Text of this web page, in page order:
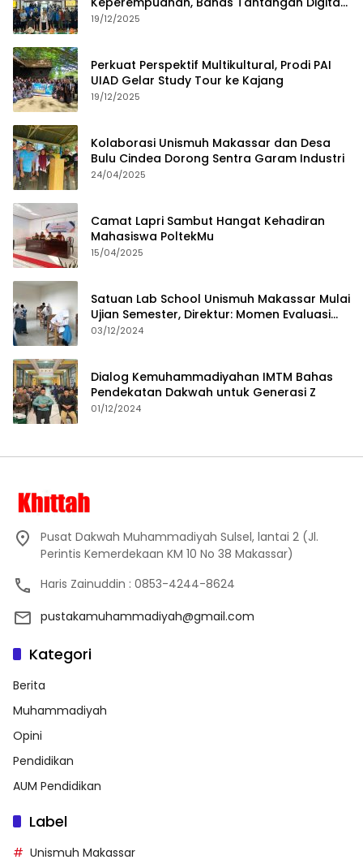
dan Budaya Lokal
19/12/2025
Perkuat Perspektif Multikultural, Prodi PAI
UIAD Gelar Study Tour ke Kajang
19/12/2025
Kolaborasi Unismuh Makassar dan Desa
Bulu Cindea Dorong Sentra Garam Industri
24/04/2025
Camat Lapri Sambut Hangat Kehadiran
Mahasiswa PoltekMu
15/04/2025
Satuan Lab School Unismuh Makassar Mulai
Ujian Semester, Direktur: Momen Evaluasi
Proses Pembelajaran
03/12/2024
Dialog Kemuhammadiyahan IMTM Bahas
Pendekatan Dakwah untuk Generasi Z
01/12/2024
Pusat Dakwah Muhammadiyah Sulsel, lantai 2 (Jl.
Perintis Kemerdekaan KM 10 No 38 Makassar)
Haris Zainuddin : 0853-4244-8624
pustakamuhammadiyah@gmail.com
Kategori
Berita
Muhammadiyah
Opini
Pendidikan
AUM Pendidikan
Label
Unismuh Makassar